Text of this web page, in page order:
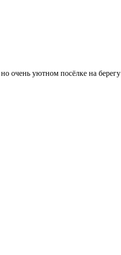
уютном посёлке на